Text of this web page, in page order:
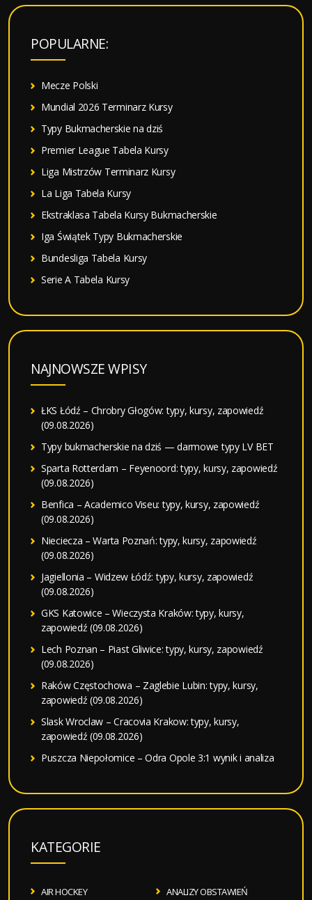
k
POPULARNE:
Mecze Polski
Mundial 2026 Terminarz Kursy
Typy Bukmacherskie na dziś
Premier League Tabela Kursy
Liga Mistrzów Terminarz Kursy
La Liga Tabela Kursy
Ekstraklasa Tabela Kursy Bukmacherskie
Iga Świątek Typy Bukmacherskie
Bundesliga Tabela Kursy
Serie A Tabela Kursy
NAJNOWSZE WPISY
ŁKS Łódź – Chrobry Głogów: typy, kursy, zapowiedź
(09.08.2026)
Typy bukmacherskie na dziś — darmowe typy LV BET
Sparta Rotterdam – Feyenoord: typy, kursy, zapowiedź
(09.08.2026)
Benfica – Academico Viseu: typy, kursy, zapowiedź
(09.08.2026)
Nieciecza – Warta Poznań: typy, kursy, zapowiedź
(09.08.2026)
Jagiellonia – Widzew Łódź: typy, kursy, zapowiedź
(09.08.2026)
GKS Katowice – Wieczysta Kraków: typy, kursy,
zapowiedź (09.08.2026)
Lech Poznan – Piast Gliwice: typy, kursy, zapowiedź
(09.08.2026)
Raków Częstochowa – Zaglebie Lubin: typy, kursy,
zapowiedź (09.08.2026)
Slask Wroclaw – Cracovia Krakow: typy, kursy,
zapowiedź (09.08.2026)
Puszcza Niepołomice – Odra Opole 3:1 wynik i analiza
KATEGORIE
AIR HOCKEY
ANALIZY OBSTAWIEŃ